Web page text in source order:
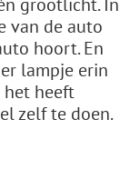
van de auto
hoort. En
lampje erin
het heeft
zelf te doen.